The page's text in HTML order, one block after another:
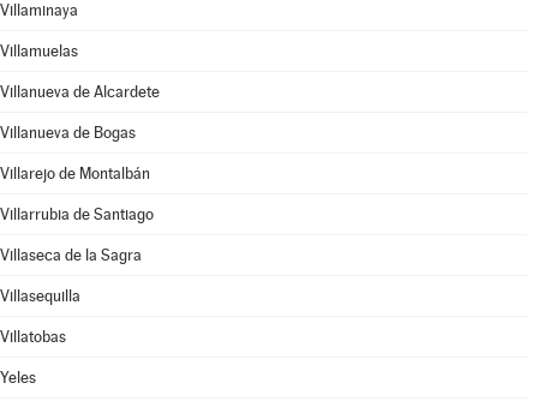
Villaminaya
Villamuelas
Villanueva de Alcardete
Villanueva de Bogas
Villarejo de Montalbán
Villarrubia de Santiago
Villaseca de la Sagra
Villasequilla
Villatobas
Yeles